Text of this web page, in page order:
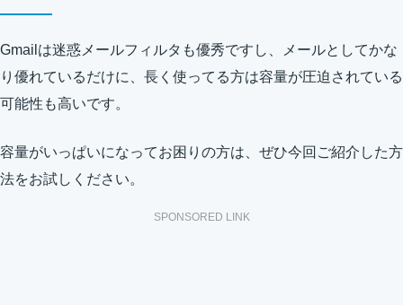
Gmailは迷惑メールフィルタも優秀ですし、メールとしてかな
り優れているだけに、長く使ってる方は容量が圧迫されている
可能性も高いです。
容量がいっぱいになってお困りの方は、ぜひ今回ご紹介した方
法をお試しください。
SPONSORED LINK